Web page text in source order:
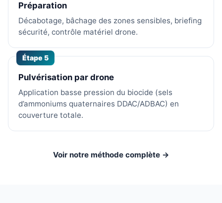
Préparation
Décabotage, bâchage des zones sensibles, briefing
sécurité, contrôle matériel drone.
Étape 5
Pulvérisation par drone
Application basse pression du biocide (sels
d’ammoniums quaternaires DDAC/ADBAC) en
couverture totale.
Voir notre méthode complète →